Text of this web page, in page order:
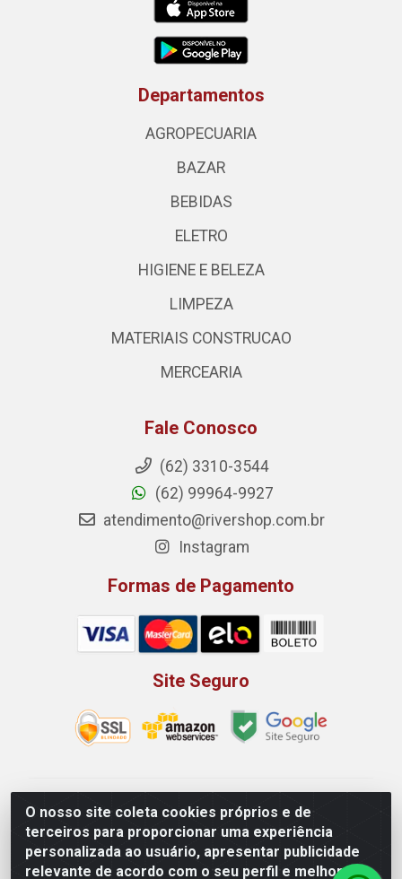
O nosso site coleta cookies próprios e de
terceiros para proporcionar uma experiência
personalizada ao usuário, apresentar publicidade
relevante de acordo com o seu perfil e melhorar a
Departamentos
AGROPECUARIA
BAZAR
BEBIDAS
ELETRO
HIGIENE E BELEZA
LIMPEZA
MATERIAIS CONSTRUCAO
MERCEARIA
Fale Conosco
(62) 3310-3544
(62) 99964-9927
atendimento@rivershop.com.br
Instagram
Formas de Pagamento
Site Seguro
Rio Vermelho Distribuição de Alimentos LTDA - Rodovia
BR, 153, KM 52 N 00 QD 00 LT 16 - Bairro Jardim
Eldorado, Anápolis/GO - CEP 75.045-190 - CNPJ
10.912.900/0002-40